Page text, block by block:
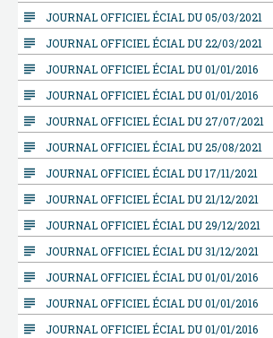
subject JOURNAL OFFICIEL ÉCIAL DU 05/03/2021
subject JOURNAL OFFICIEL ÉCIAL DU 22/03/2021
subject JOURNAL OFFICIEL ÉCIAL DU 01/01/2016
subject JOURNAL OFFICIEL ÉCIAL DU 01/01/2016
subject JOURNAL OFFICIEL ÉCIAL DU 27/07/2021
subject JOURNAL OFFICIEL ÉCIAL DU 25/08/2021
subject JOURNAL OFFICIEL ÉCIAL DU 17/11/2021
subject JOURNAL OFFICIEL ÉCIAL DU 21/12/2021
subject JOURNAL OFFICIEL ÉCIAL DU 29/12/2021
subject JOURNAL OFFICIEL ÉCIAL DU 31/12/2021
subject JOURNAL OFFICIEL ÉCIAL DU 01/01/2016
subject JOURNAL OFFICIEL ÉCIAL DU 01/01/2016
subject JOURNAL OFFICIEL ÉCIAL DU 01/01/2016